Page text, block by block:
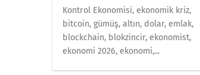
Kontrol Ekonomisi, ekonomik kriz,
bitcoin, gümüş, altın, dolar, emlak,
blockchain, blokzincir, ekonomist,
ekonomi 2026, ekonomi,...